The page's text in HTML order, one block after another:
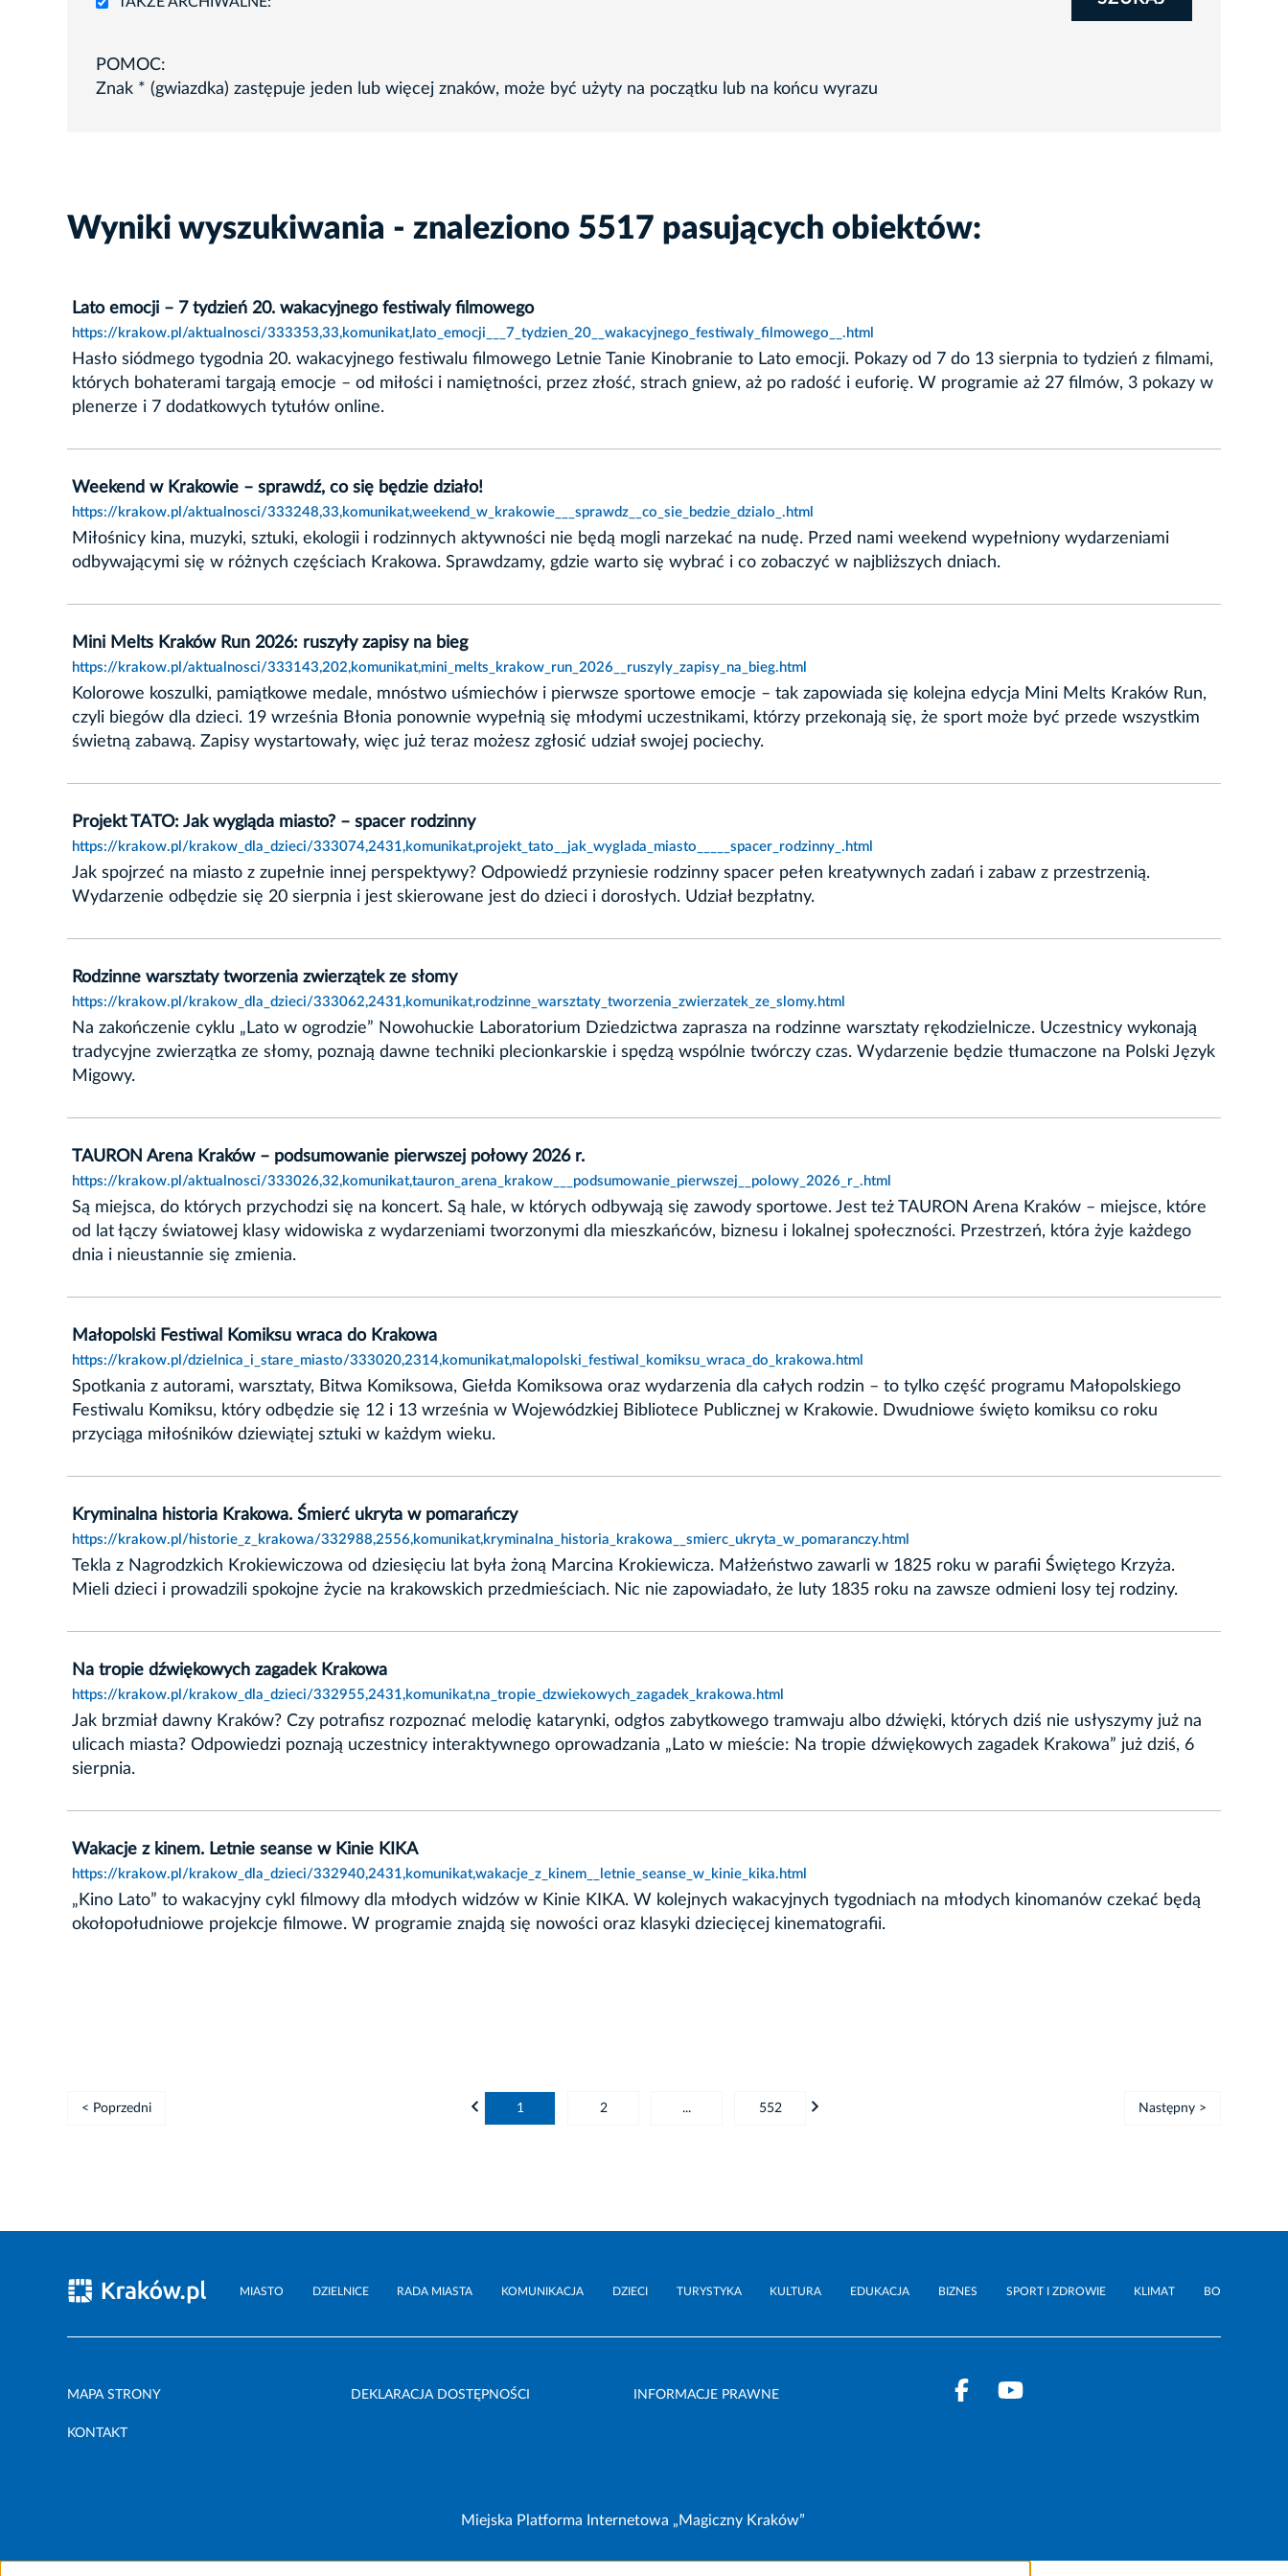
POMOC:
Znak * (gwiazdka) zastępuje jeden lub więcej znaków, może być użyty na początku lub na końcu wyrazu
Wyniki wyszukiwania - znaleziono 5517 pasujących obiektów:
Lato emocji – 7 tydzień 20. wakacyjnego festiwaly filmowego
https://krakow.pl/aktualnosci/333353,33,komunikat,lato_emocji___7_tydzien_20__wakacyjnego_festiwaly_filmowego__.html
Hasło siódmego tygodnia 20. wakacyjnego festiwalu filmowego Letnie Tanie Kinobranie to Lato emocji. Pokazy od 7 do 13 sierpnia to tydzień z filmami,
których bohaterami targają emocje – od miłości i namiętności, przez złość, strach gniew, aż po radość i euforię. W programie aż 27 filmów, 3 pokazy w
plenerze i 7 dodatkowych tytułów online.
Weekend w Krakowie – sprawdź, co się będzie działo!
https://krakow.pl/aktualnosci/333248,33,komunikat,weekend_w_krakowie___sprawdz__co_sie_bedzie_dzialo_.html
Miłośnicy kina, muzyki, sztuki, ekologii i rodzinnych aktywności nie będą mogli narzekać na nudę. Przed nami weekend wypełniony wydarzeniami
odbywającymi się w różnych częściach Krakowa. Sprawdzamy, gdzie warto się wybrać i co zobaczyć w najbliższych dniach.
Mini Melts Kraków Run 2026: ruszyły zapisy na bieg
https://krakow.pl/aktualnosci/333143,202,komunikat,mini_melts_krakow_run_2026__ruszyly_zapisy_na_bieg.html
Kolorowe koszulki, pamiątkowe medale, mnóstwo uśmiechów i pierwsze sportowe emocje – tak zapowiada się kolejna edycja Mini Melts Kraków Run,
czyli biegów dla dzieci. 19 września Błonia ponownie wypełnią się młodymi uczestnikami, którzy przekonają się, że sport może być przede wszystkim
świetną zabawą. Zapisy wystartowały, więc już teraz możesz zgłosić udział swojej pociechy.
Projekt TATO: Jak wygląda miasto? – spacer rodzinny
https://krakow.pl/krakow_dla_dzieci/333074,2431,komunikat,projekt_tato__jak_wyglada_miasto_____spacer_rodzinny_.html
Jak spojrzeć na miasto z zupełnie innej perspektywy? Odpowiedź przyniesie rodzinny spacer pełen kreatywnych zadań i zabaw z przestrzenią.
Wydarzenie odbędzie się 20 sierpnia i jest skierowane jest do dzieci i dorosłych. Udział bezpłatny.
Rodzinne warsztaty tworzenia zwierzątek ze słomy
https://krakow.pl/krakow_dla_dzieci/333062,2431,komunikat,rodzinne_warsztaty_tworzenia_zwierzatek_ze_slomy.html
Na zakończenie cyklu „Lato w ogrodzie” Nowohuckie Laboratorium Dziedzictwa zaprasza na rodzinne warsztaty rękodzielnicze. Uczestnicy wykonają
tradycyjne zwierzątka ze słomy, poznają dawne techniki plecionkarskie i spędzą wspólnie twórczy czas. Wydarzenie będzie tłumaczone na Polski Język
Migowy.
TAURON Arena Kraków – podsumowanie pierwszej połowy 2026 r.
https://krakow.pl/aktualnosci/333026,32,komunikat,tauron_arena_krakow___podsumowanie_pierwszej__polowy_2026_r_.html
Są miejsca, do których przychodzi się na koncert. Są hale, w których odbywają się zawody sportowe. Jest też TAURON Arena Kraków – miejsce, które
od lat łączy światowej klasy widowiska z wydarzeniami tworzonymi dla mieszkańców, biznesu i lokalnej społeczności. Przestrzeń, która żyje każdego
dnia i nieustannie się zmienia.
Małopolski Festiwal Komiksu wraca do Krakowa
https://krakow.pl/dzielnica_i_stare_miasto/333020,2314,komunikat,malopolski_festiwal_komiksu_wraca_do_krakowa.html
Spotkania z autorami, warsztaty, Bitwa Komiksowa, Giełda Komiksowa oraz wydarzenia dla całych rodzin – to tylko część programu Małopolskiego
Festiwalu Komiksu, który odbędzie się 12 i 13 września w Wojewódzkiej Bibliotece Publicznej w Krakowie. Dwudniowe święto komiksu co roku
przyciąga miłośników dziewiątej sztuki w każdym wieku.
Kryminalna historia Krakowa. Śmierć ukryta w pomarańczy
https://krakow.pl/historie_z_krakowa/332988,2556,komunikat,kryminalna_historia_krakowa__smierc_ukryta_w_pomaranczy.html
Tekla z Nagrodzkich Krokiewiczowa od dziesięciu lat była żoną Marcina Krokiewicza. Małżeństwo zawarli w 1825 roku w parafii Świętego Krzyża.
Mieli dzieci i prowadzili spokojne życie na krakowskich przedmieściach. Nic nie zapowiadało, że luty 1835 roku na zawsze odmieni losy tej rodziny.
Na tropie dźwiękowych zagadek Krakowa
https://krakow.pl/krakow_dla_dzieci/332955,2431,komunikat,na_tropie_dzwiekowych_zagadek_krakowa.html
Jak brzmiał dawny Kraków? Czy potrafisz rozpoznać melodię katarynki, odgłos zabytkowego tramwaju albo dźwięki, których dziś nie usłyszymy już na
ulicach miasta? Odpowiedzi poznają uczestnicy interaktywnego oprowadzania „Lato w mieście: Na tropie dźwiękowych zagadek Krakowa” już dziś, 6
sierpnia.
Wakacje z kinem. Letnie seanse w Kinie KIKA
https://krakow.pl/krakow_dla_dzieci/332940,2431,komunikat,wakacje_z_kinem__letnie_seanse_w_kinie_kika.html
„Kino Lato” to wakacyjny cykl filmowy dla młodych widzów w Kinie KIKA. W kolejnych wakacyjnych tygodniach na młodych kinomanów czekać będą
okołopołudniowe projekcje filmowe. W programie znajdą się nowości oraz klasyki dziecięcej kinematografii.
< Poprzedni 1 2 ... 552 Następny >
MIASTO DZIELNICE RADA MIASTA KOMUNIKACJA DZIECI TURYSTYKA KULTURA EDUKACJA BIZNES SPORT I ZDROWIE KLIMAT BO
MAPA STRONY DEKLARACJA DOSTĘPNOŚCI INFORMACJE PRAWNE
KONTAKT
Miejska Platforma Internetowa „Magiczny Kraków”